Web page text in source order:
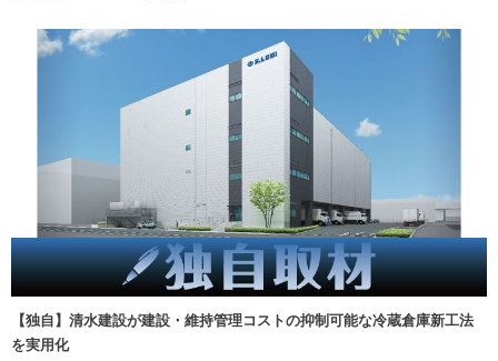
【独自】清水建設が建設・維持管理コストの抑制可能な冷蔵倉庫新工法
を実用化